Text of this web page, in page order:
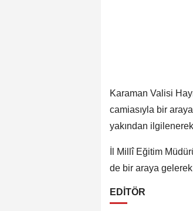
Karaman Valisi
camiasıyla bir
yakından
İl Millî Eğitim
de bir araya
EDİTÖR